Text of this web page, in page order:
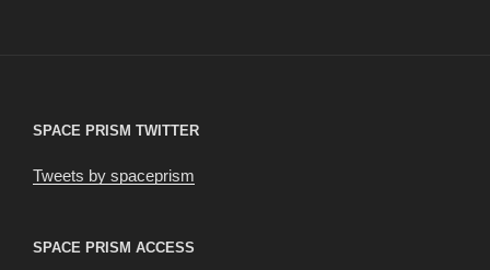
SPACE PRISM TWITTER
Tweets by spaceprism
SPACE PRISM ACCESS